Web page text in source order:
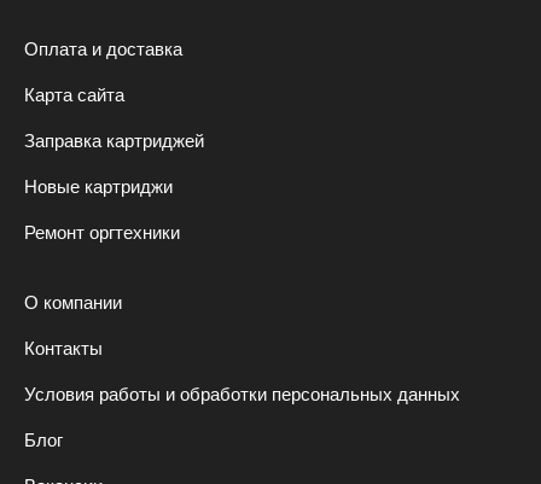
Оплата и доставка
Карта сайта
Заправка картриджей
Новые картриджи
Ремонт оргтехники
О компании
Контакты
Условия работы и обработки персональных данных
Блог